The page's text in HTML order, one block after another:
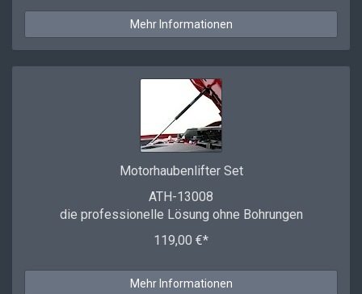
Mehr Informationen
Motorhaubenlifter Set
ATH-13008
die professionelle Lösung ohne Bohrungen
119,00 €*
Mehr Informationen